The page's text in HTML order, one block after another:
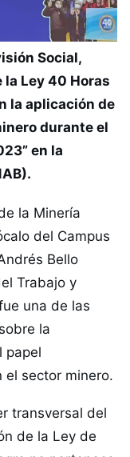
Social,
Ley 40 Horas
la aplicación de
durante el
en la
la Minería
del Campus
Bello
Trabajo y
una de las
la
papel
el sector minero.
transversal del
de la Ley de